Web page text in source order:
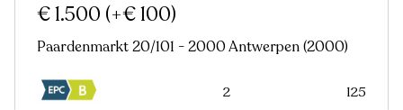
€ 1.500 (+€ 100)
Paardenmarkt 20/101 - 2000 Antwerpen (2000)
2 125